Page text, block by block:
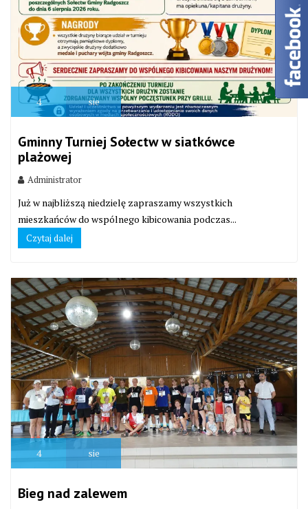
4 sie
Gminny Turniej Sołectw w siatkówce
plażowej
Administrator
Już w najbliższą niedzielę zapraszamy wszystkich
mieszkańców do wspólnego kibicowania podczas...
Czytaj dalej
4 sie
Bieg nad zalewem